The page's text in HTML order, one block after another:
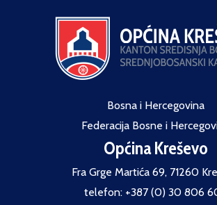
Bosna i Hercegovina
Federacija Bosne i
Općina Kreševo
Fra Grge Martića 69, 71260
telefon: +387 (0) 30 806